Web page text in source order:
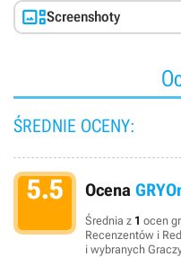
Screenshoty
ŚREDNIE OCENY:
5.5 Ocena
Średnia z 1 ocen
Recenzentów i
i wybranych